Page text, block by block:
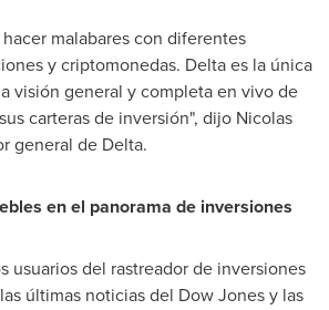
malabares con diferentes
y criptomonedas. Deltaes la única
visión general y completa en vivo de
carteras de inversión", dijo Nicolas
general de Delta.
en el panorama de inversiones
usuarios del rastreador de inversiones
últimas noticias del Dow Jones y las